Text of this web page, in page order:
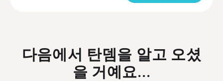
다음에서 탄뎀을 알고 오셨
을 거예요...